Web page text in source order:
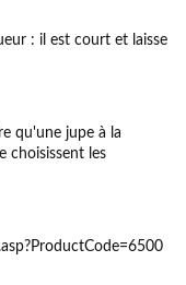
: il est court et laisse
qu'une jupe à la
choisissent les